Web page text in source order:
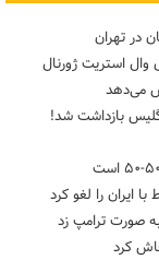
وال استریت ژورنال
می‌دهد
بازداشت شد!
ایران را لغو کرد
صورت ترامپ زد
کرد